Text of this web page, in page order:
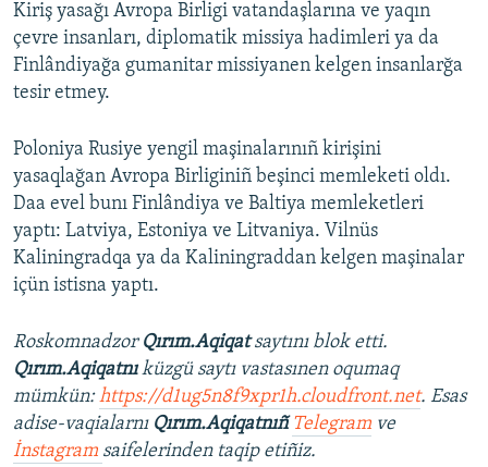
Kiriş yasağı Avropa Birligi vatandaşlarına ve yaqın
çevre insanları, diplomatik missiya hadimleri ya da
Finlândiyağa gumanitar missiyanen kelgen insanlarğa
tesir etmey.
Poloniya Rusiye yengil maşinalarınıñ kirişini
yasaqlağan Avropa Birliginiñ beşinci memleketi oldı.
Daa evel bunı Finlândiya ve Baltiya memleketleri
yaptı: Latviya, Estoniya ve Litvaniya. Vilnüs
Kaliningradqa ya da Kaliningraddan kelgen maşinalar
içün istisna yaptı.
Roskomnadzor Qırım.Aqiqatsaytını blok etti.
Qırım.Aqiqatnıküzgü saytı vastasınen oqumaq
mümkün:https://d1ug5n8f9xpr1h.cloudfront.net. Esas
adise-vaqialarnı Qırım.Aqiqatnıñ Telegram ve
İnstagram saifelerinden taqip etiñiz.